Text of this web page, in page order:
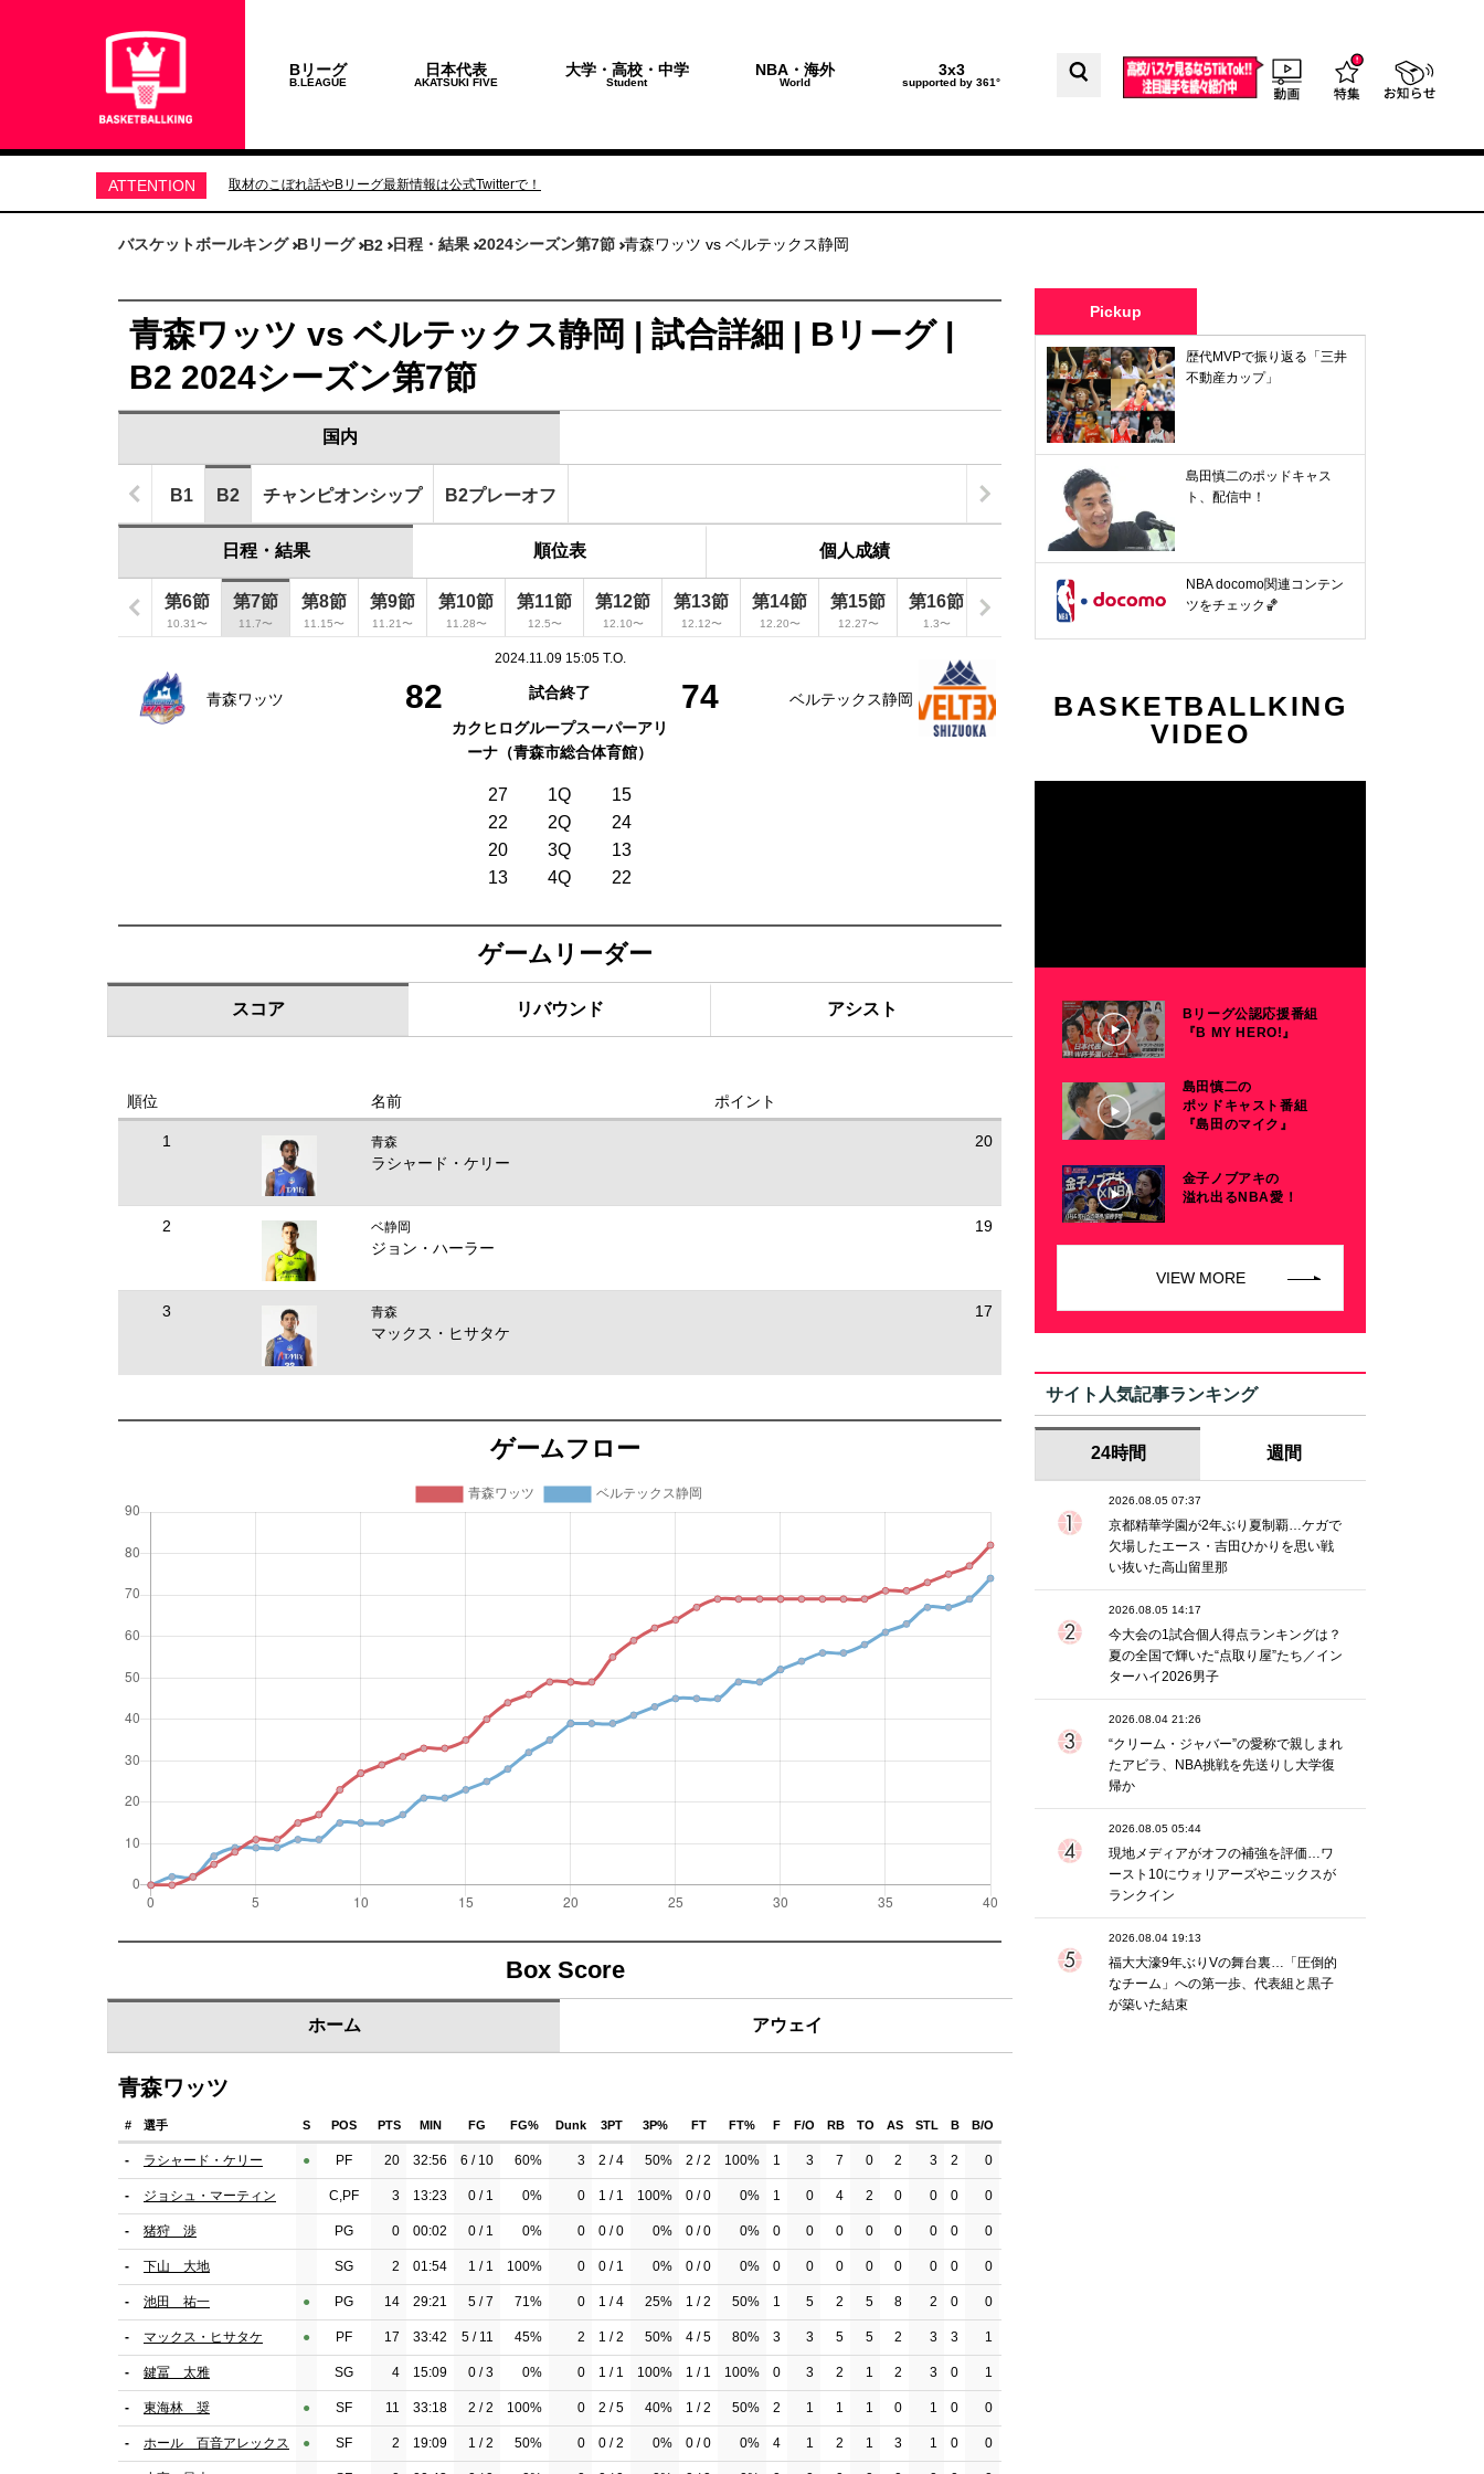
Bリーグ
B.LEAGUE
日本代表
AKATSUKI FIVE
大学・高校・中学
Student
NBA・海外
World
3x3
supported by 361°
ATTENTION 取材のこぼれ話やBリーグ最新情報は公式Twitterで！
バスケットボールキング Bリーグ B2 日程・結果 2024シーズン第7節 青森ワッツ vs ベルテックス静岡
青森ワッツ vs ベルテックス静岡 | 試合詳細 | Bリーグ |
B2 2024シーズン第7節
国内
B1 B2 チャンピオンシップ B2プレーオフ
日程・結果 順位表 個人成績
第5節 第6節
10.31〜
第7節
11.7〜
第8節
11.15〜
第9節
11.21〜
第10節
11.28〜
第11節
12.5〜
第12節
12.10〜
第13節
12.12〜
第14節
12.20〜
第15節
12.27〜
第16節
1.3〜
第17節 第18節 第19節 第20節
青森ワッツ 82
2024.11.09 15:05 T.O.
試合終了
カクヒログループスーパーアリ
ーナ（青森市総合体育館）
27 1Q
15
22
2Q
24
20
3Q
13
13
4Q 22
74 ベルテックス静岡
ゲームリーダー
スコア リバウンド アシスト
順位 名前 ポイント
1 青森
ラシャード・ケリー
20
2 ベ静岡
ジョン・ハーラー
19
3 青森
マックス・ヒサタケ
17
ゲームフロー
Box Score
ホーム アウェイ
青森ワッツ
# 選手 S POS PTS MIN FG FG% Dunk 3PT 3P% FT FT% F F/O RB TO AS STL B B/O
- ラシャード・ケリー ●︎ PF 20 32:56 6 / 10 60% 3 2 / 4 50% 2 / 2 100% 1 3 7 0 2 3 2 0
- ジョシュ・マーティン C,PF 3 13:23 0 / 1 0% 0 1 / 1 100% 0 / 0 0% 1 0 4 2 0 0 0 0
- 猪狩 渉 PG 0 00:02 0 / 1 0% 0 0 / 0 0% 0 / 0 0% 0 0 0 0 0 0 0 0
- 下山 大地 SG 2 01:54 1 / 1 100% 0 0 / 1 0% 0 / 0 0% 0 0 0 0 0 0 0 0
- 池田 祐一 ●︎ PG 14 29:21 5 / 7 71% 0 1 / 4 25% 1 / 2 50% 1 5 2 5 8 2 0 0
- マックス・ヒサタケ ●︎ PF 17 33:42 5 / 11 45% 2 1 / 2 50% 4 / 5 80% 3 3 5 5 2 3 3 1
- 鍵冨 太雅 SG 4 15:09 0 / 3 0% 0 1 / 1 100% 1 / 1 100% 0 3 2 1 2 3 0 1
- 東海林 奨 ●︎ SF 11 33:18 2 / 2 100% 0 2 / 5 40% 1 / 2 50% 2 1 1 1 0 1 0 0
- ホール 百音アレックス ●︎ SF 2 19:09 1 / 2 50% 0 0 / 2 0% 0 / 0 0% 4 1 2 1 3 1 0 0
Pickup
歴代MVPで振り返る「三井
不動産カップ」
島田慎二のポッドキャス
ト、配信中！
NBA docomo関連コンテン
ツをチェック🏀
BASKETBALLKING
VIDEO
Bリーグ公認応援番組
『B MY HERO!』
島田慎二の
ポッドキャスト番組
『島田のマイク』
金子ノブアキの
溢れ出るNBA愛！
VIEW MORE
サイト人気記事ランキング
24時間 週間
2026.08.05 07:37
京都精華学園が2年ぶり夏制覇…ケガで
欠場したエース・吉田ひかりを思い戦
い抜いた高山留里那
2026.08.05 14:17
今大会の1試合個人得点ランキングは？
夏の全国で輝いた“点取り屋”たち／イン
ターハイ2026男子
2026.08.04 21:26
“クリーム・ジャバー”の愛称で親しまれ
たアビラ、NBA挑戦を先送りし大学復
帰か
2026.08.05 05:44
現地メディアがオフの補強を評価…ワ
ースト10にウォリアーズやニックスが
ランクイン
2026.08.04 19:13
福大大濠9年ぶりVの舞台裏…「圧倒的
なチーム」への第一歩、代表組と黒子
が築いた結束